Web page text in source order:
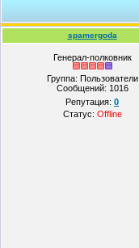
spamergoda
Генерал-полковник
Группа: Пользователи
Сообщений: 1016
Репутация: 0
Статус: Offline